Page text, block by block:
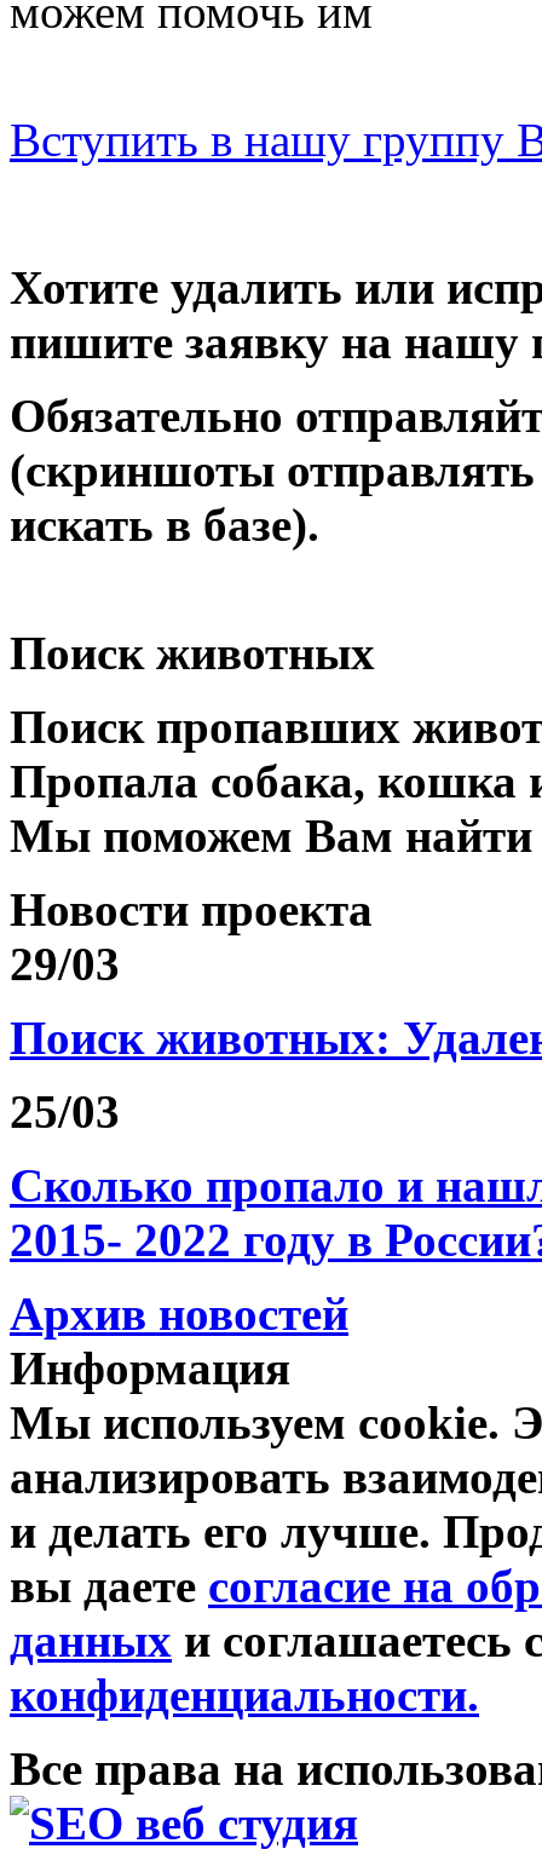
можем помочь им
Вступить в нашу группу
Хотите удалить или
пишите заявку на нашу
Обязательно
(скриншоты
искать в базе).
Поиск животных
Поиск пропавших
Пропала собака, кошка
Мы поможем Вам найти
Новости проекта
29/03
Поиск животных:
25/03
Сколько пропало и
2015- 2022 году в
Архив новостей
Информация
Мы используем cookie.
анализировать
и делать его лучше.
вы даете согласие на
данных и соглашаетесь
конфиденциальности.
Все права на